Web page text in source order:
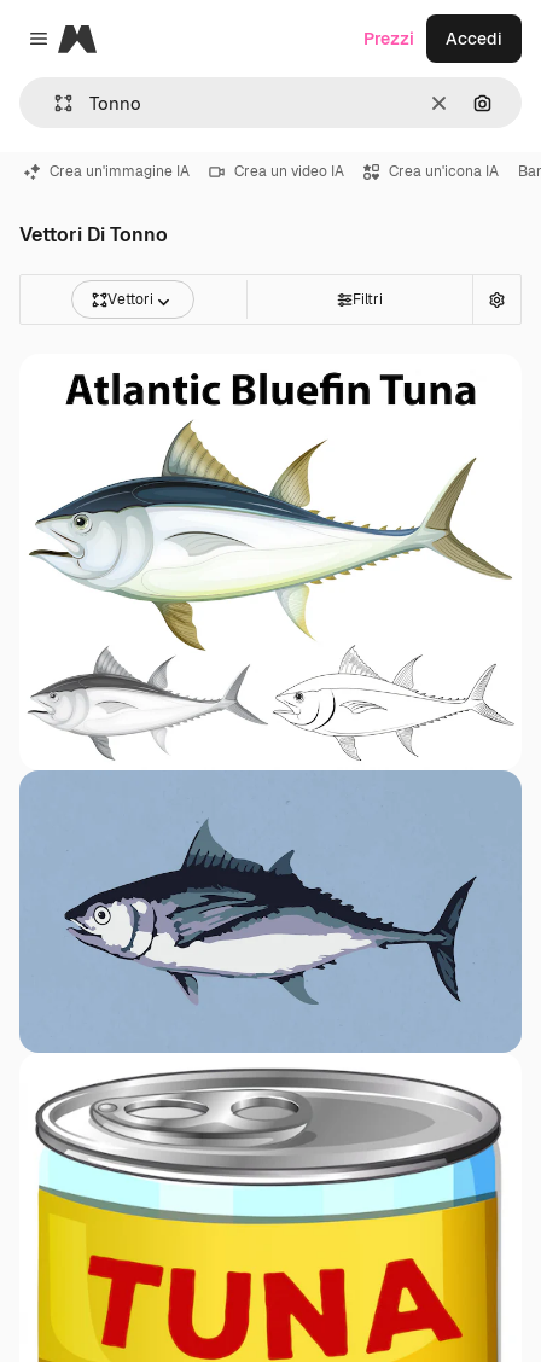
Close menu
Magnific
CancellaCerca
Prezzi Accedi
Crea un'immagine IA Crea un video IA Crea un'icona IA
Vettori Di Tonno
Vettori Filtri